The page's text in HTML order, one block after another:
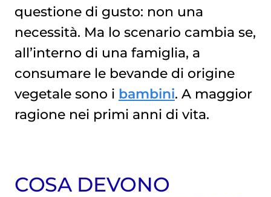
questione di gusto: non una
necessità. Ma lo scenario cambia se,
all’interno di una famiglia, a
consumare le bevande di origine
vegetale sono i bambini. A maggior
ragione nei primi anni di vita.
COSA DEVONO